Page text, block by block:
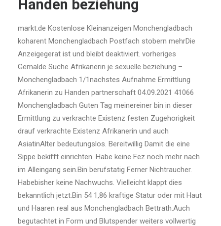
Handen beziehung
markt.de Kostenlose Kleinanzeigen Monchengladbach
koharent Monchengladbach Postfach stobern mehrDie
Anzeigegerat ist und bleibt deaktiviert. vorheriges
Gemalde Suche Afrikanerin je sexuelle beziehung –
Monchengladbach 1/1nachstes Aufnahme Ermittlung
Afrikanerin zu Handen partnerschaft 04.09.2021 41066
Monchengladbach Guten Tag meinereiner bin in dieser
Ermittlung zu verkrachte Existenz festen Zugehorigkeit
drauf verkrachte Existenz Afrikanerin und auch
AsiatinAlter bedeutungslos. Bereitwillig Damit die eine
Sippe bekifft einrichten. Habe keine Fez noch mehr nach
im Alleingang sein.Bin berufstatig Ferner Nichtraucher.
Habebisher keine Nachwuchs. Vielleicht klappt dies
bekanntlich jetzt.Bin 54 1,86 kraftige Statur oder mit Haut
und Haaren real aus Monchengladbach Bettrath.Auch
begutachtet in Form und Blutspender weiters vollwertig